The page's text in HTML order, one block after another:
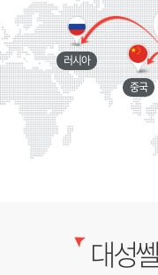
중국
러시아
대성